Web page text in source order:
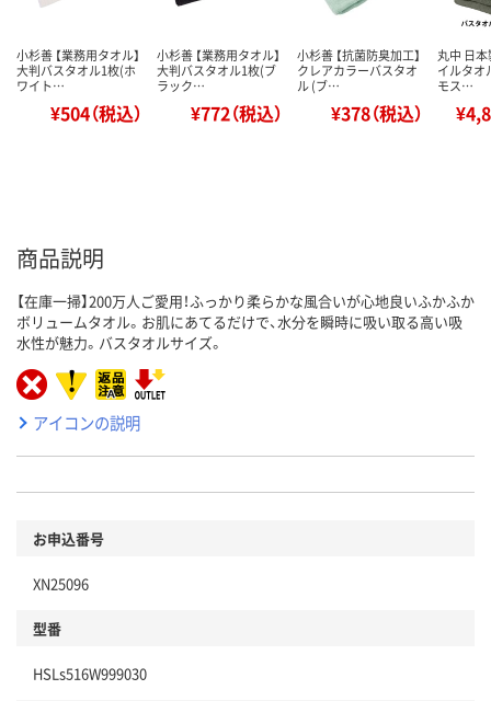
小杉善 【業務用タオル】
大判バスタオル1枚(ホ
ワイト…
¥504（税込）
小杉善 【業務用タオル】
大判バスタオル1枚(ブ
ラック…
¥772（税込）
小杉善 【抗菌防臭加工】
クレアカラーバスタオ
ル (ブ…
¥378（税込）
丸中 日
イルタオ
モス…
商品説明
【在庫一掃】200万人ご愛用！ふっかり柔らかな風合いが心地良いふかふか
ボリュームタオル。お肌にあてるだけで、水分を瞬時に吸い取る高い吸
水性が魅力。バスタオルサイズ。
アイコンの説明
お申込番号
XN25096
型番
HSLs516W999030